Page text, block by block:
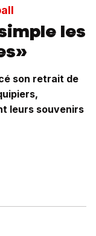
les
son retrait de
leurs souvenirs